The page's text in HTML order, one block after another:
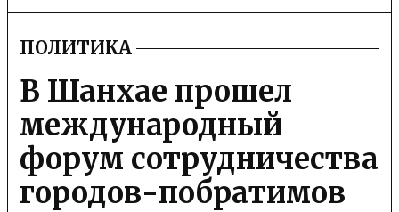
POSTED
IN
ПОЛИТИКА
В Шанхае прошел
международный
форум сотрудничества
городов-побратимов